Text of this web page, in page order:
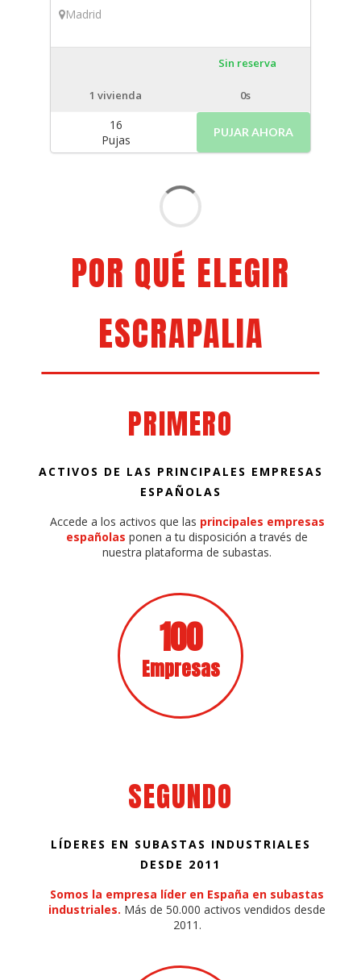
Madrid
Sin reserva
1 vivienda 0s
16
Pujas
PUJAR AHORA
POR QUÉ ELEGIR
ESCRAPALIA
PRIMERO
ACTIVOS DE LAS PRINCIPALES EMPRESAS
ESPAÑOLAS
Accede a los activos que las principales empresas
españolas ponen a tu disposición a través de
nuestra plataforma de subastas.
100
Empresas
SEGUNDO
LÍDERES EN SUBASTAS INDUSTRIALES
DESDE 2011
Somos la empresa líder en España en subastas
industriales. Más de 50.000 activos vendidos desde
2011.